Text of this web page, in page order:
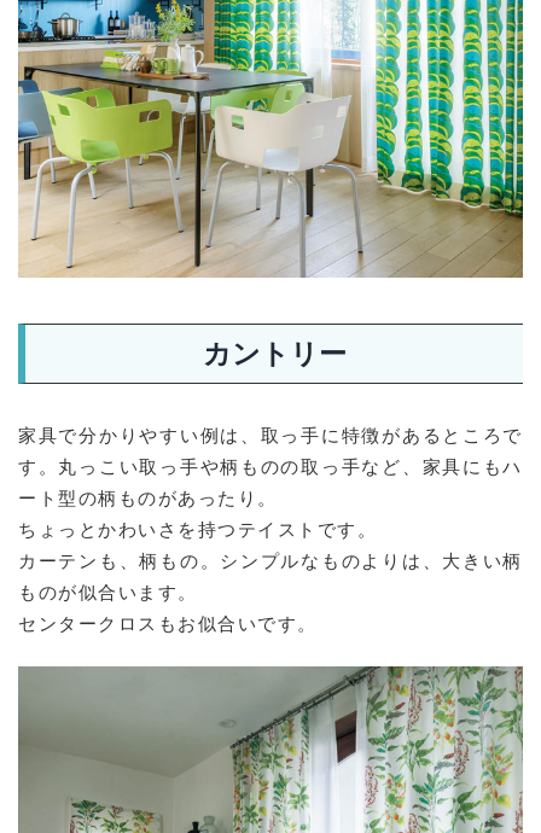
カントリー
家具で分かりやすい例は、取っ手に特徴があるところで
す。丸っこい取っ手や柄ものの取っ手など、家具にもハ
ート型の柄ものがあったり。
ちょっとかわいさを持つテイストです。
カーテンも、柄もの。シンプルなものよりは、大きい柄
ものが似合います。
センタークロスもお似合いです。